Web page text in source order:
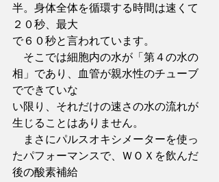
半。身体全体を循環する時間は速くて
２０秒、最大
で６０秒と言われています。
そこでは細胞内の水が「第４の水の
相」であり、血管が親水性のチューブ
でできていな
い限り、それだけの速さの水の流れが
生じることはありません。
まさにパルスオキシメーターを使っ
たパフォーマンスで、ＷＯＸを飲んだ
後の酸素補給